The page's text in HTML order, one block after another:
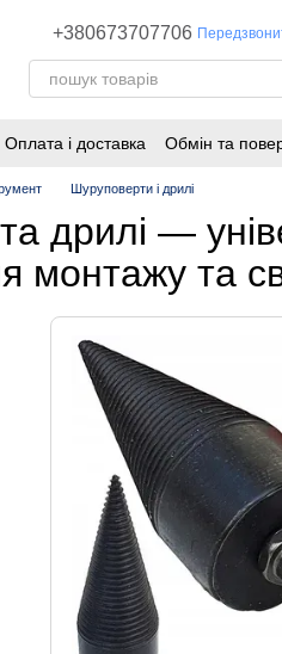
+380673707706
Оплата і доставка Обмін та
Шуруповерти і дрилі
дрилі —
монтажу та